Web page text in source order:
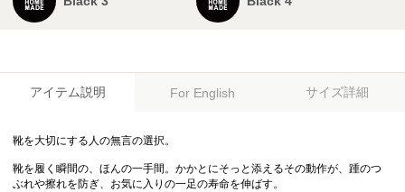
アイテム説明 For English サイズ詳細
靴を大切にする人の無言の選択。
靴を履く瞬間の、ほんの一手間。かかとにそっと添えるその動作が、踵のつ
ぶれや擦れを防ぎ、お気に入りの一足の寿命を伸ばす。